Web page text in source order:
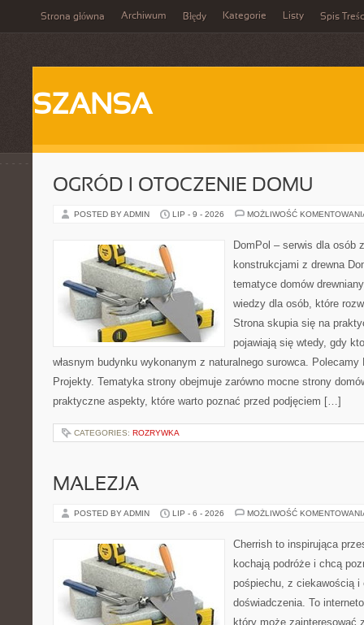
Strona główna Archiwum Błędy Kategorie Listy Spis
SZANSA
OGRÓD I OTOCZENIE DOMU
POSTED BY ADMIN LIP - 9 - 2026 MOŻLIWOŚĆ
DomPol – serwis dla osób
konstrukcjami z drewna
tematyce domów
wiedzy dla osób, które
Strona skupia się na
pojawiają się wtedy, gdy
własnym budynku wykonanym z naturalnego surowca.
Projekty. Tematyka strony obejmuje zarówno mocne strony
praktyczne aspekty, które warto poznać przed podjęciem […]
CATEGORIES: ROZRYWKA
MALEZJA
POSTED BY ADMIN LIP - 6 - 2026 MOŻLIWOŚĆ
Cherrish to inspirująca
kochają podróże i chcą
pośpiechu, z ciekawością i
doświadczenia. To
który może zainteresować